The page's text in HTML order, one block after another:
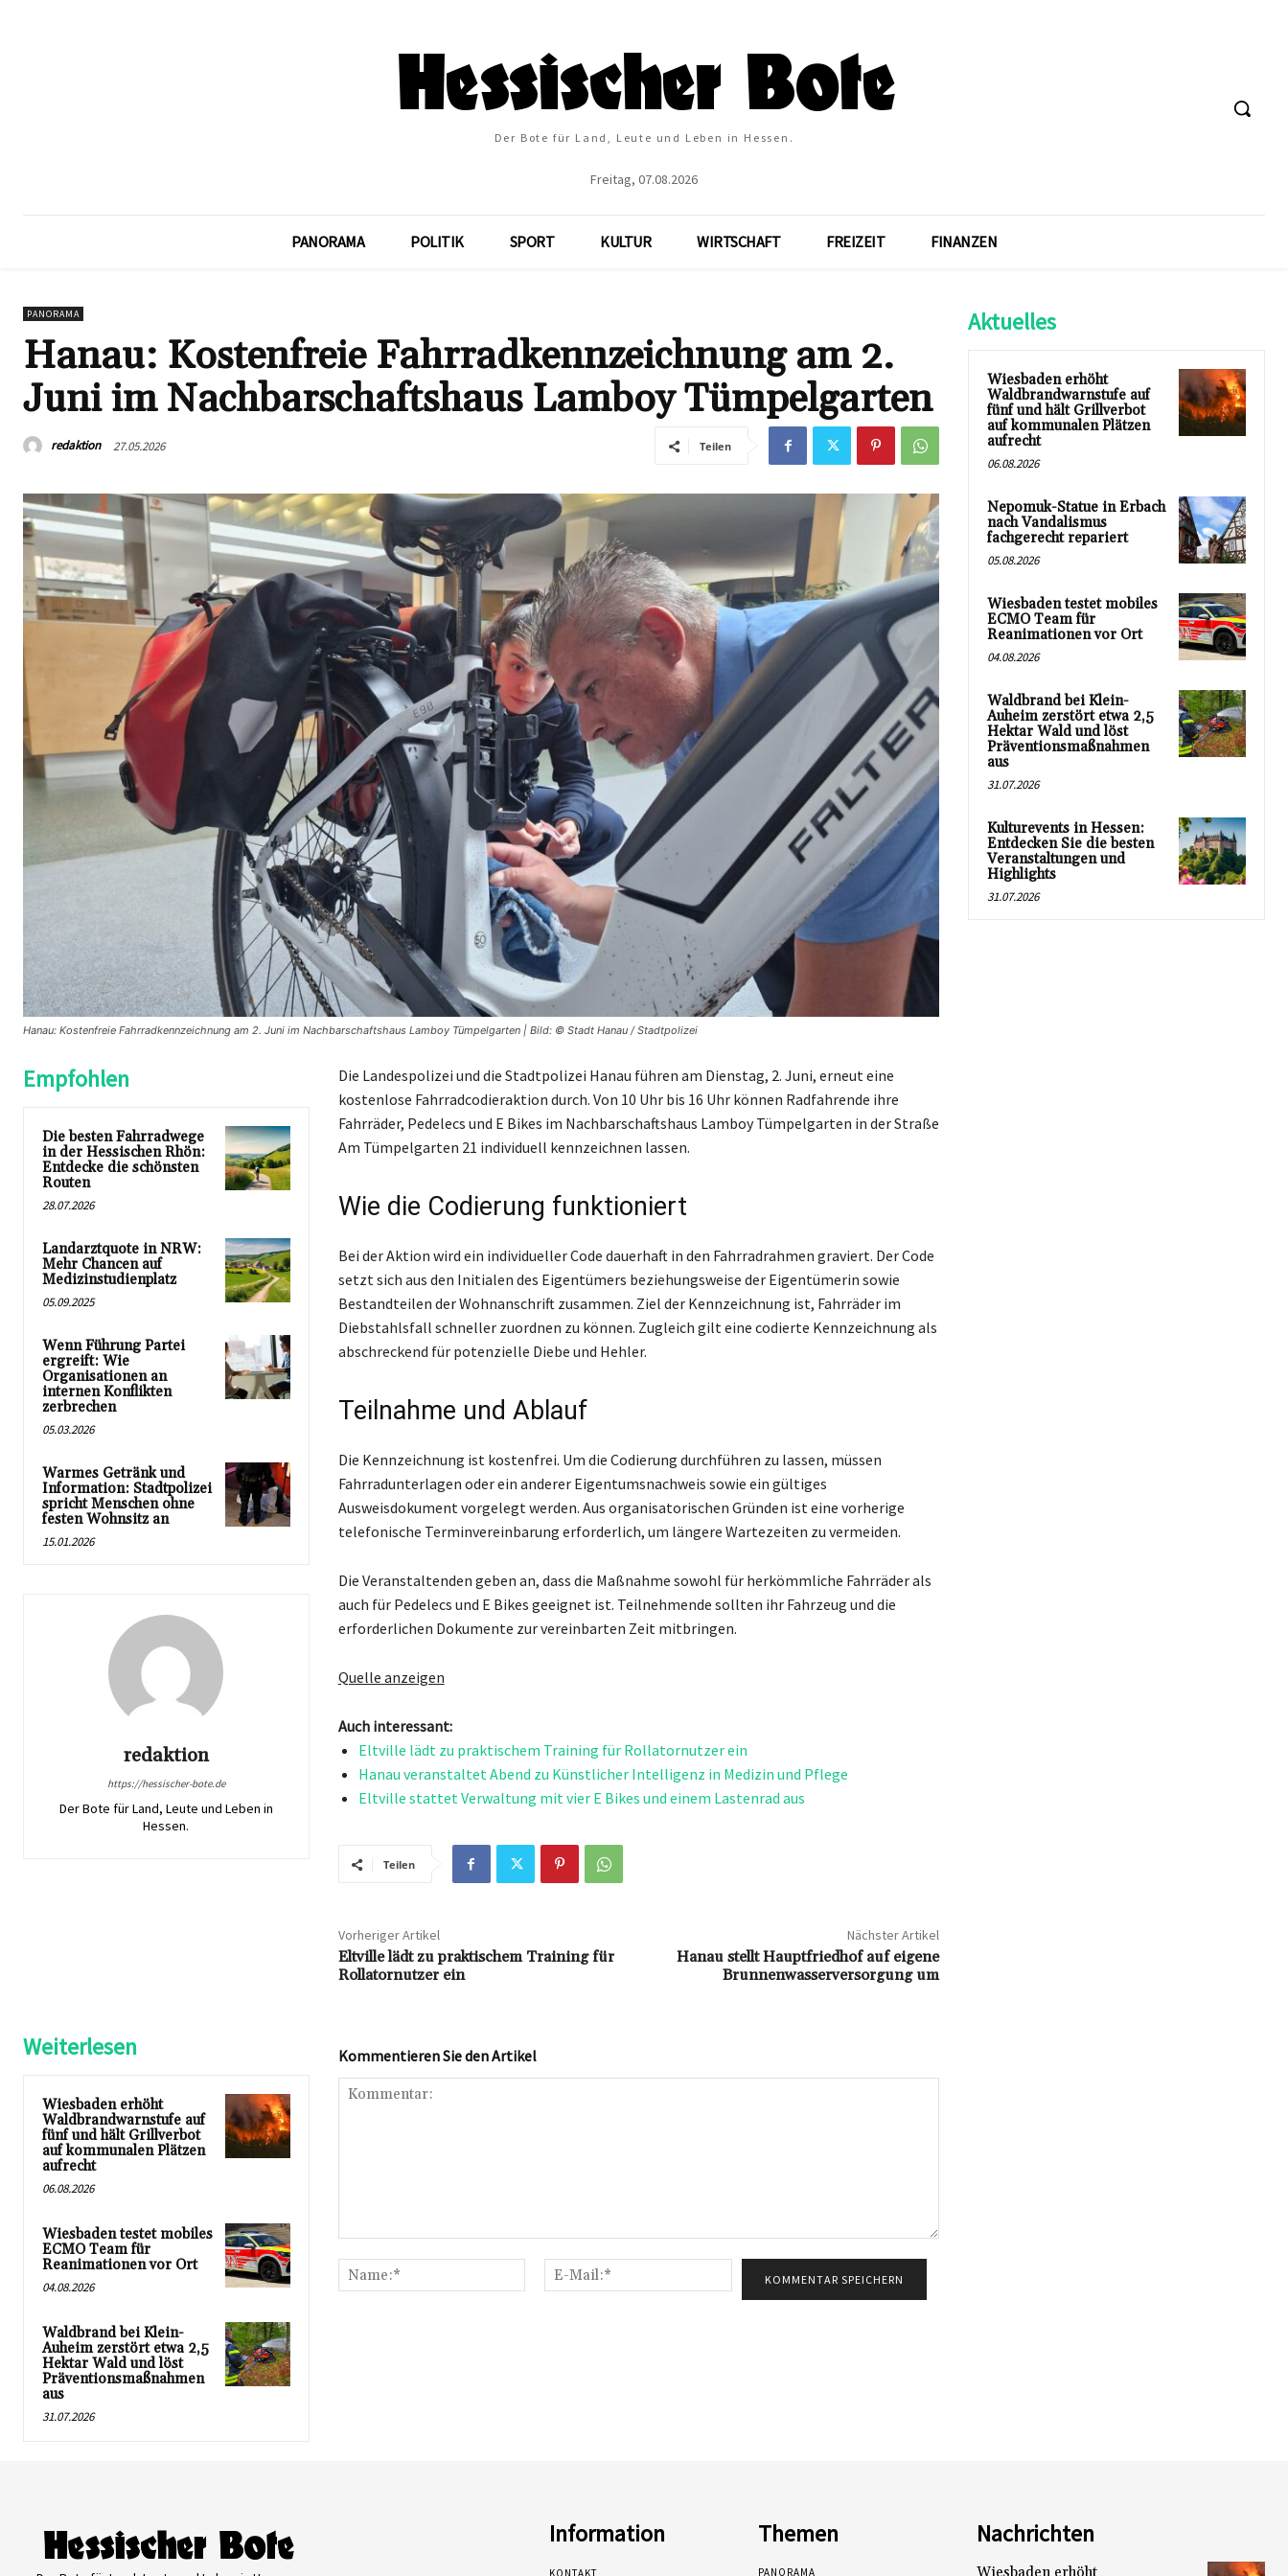
Der Bote für Land, Leute und Leben in Hessen.
Freitag, 07.08.2026
PANORAMA POLITIK SPORT KULTUR WIRTSCHAFT FREIZEIT FINANZEN
PANORAMA
Hanau: Kostenfreie Fahrradkennzeichnung am 2.
Juni im Nachbarschaftshaus Lamboy Tümpelgarten
redaktion 27.05.2026 Teilen
Hanau: Kostenfreie Fahrradkennzeichnung am 2. Juni im Nachbarschaftshaus Lamboy Tümpelgarten | Bild: © Stadt Hanau / Stadtpolizei
Empfohlen
Die besten Fahrradwege
in der Hessischen Rhön:
Entdecke die schönsten
Routen
28.07.2026
Landarztquote in NRW:
Mehr Chancen auf
Medizinstudienplatz
05.09.2025
Wenn Führung Partei
ergreift: Wie
Organisationen an
internen Konflikten
zerbrechen
05.03.2026
Warmes Getränk und
Information: Stadtpolizei
spricht Menschen ohne
festen Wohnsitz an
15.01.2026
redaktion
https://hessischer-bote.de
Der Bote für Land, Leute und Leben in
Hessen.
Die Landespolizei und die Stadtpolizei Hanau führen am Dienstag, 2. Juni, erneut eine
kostenlose Fahrradcodieraktion durch. Von 10 Uhr bis 16 Uhr können Radfahrende ihre
Fahrräder, Pedelecs und E Bikes im Nachbarschaftshaus Lamboy Tümpelgarten in der Straße
Am Tümpelgarten 21 individuell kennzeichnen lassen.
Wie die Codierung funktioniert
Bei der Aktion wird ein individueller Code dauerhaft in den Fahrradrahmen graviert. Der Code
setzt sich aus den Initialen des Eigentümers beziehungsweise der Eigentümerin sowie
Bestandteilen der Wohnanschrift zusammen. Ziel der Kennzeichnung ist, Fahrräder im
Diebstahlsfall schneller zuordnen zu können. Zugleich gilt eine codierte Kennzeichnung als
abschreckend für potenzielle Diebe und Hehler.
Teilnahme und Ablauf
Die Kennzeichnung ist kostenfrei. Um die Codierung durchführen zu lassen, müssen
Fahrradunterlagen oder ein anderer Eigentumsnachweis sowie ein gültiges
Ausweisdokument vorgelegt werden. Aus organisatorischen Gründen ist eine vorherige
telefonische Terminvereinbarung erforderlich, um längere Wartezeiten zu vermeiden.
Die Veranstaltenden geben an, dass die Maßnahme sowohl für herkömmliche Fahrräder als
auch für Pedelecs und E Bikes geeignet ist. Teilnehmende sollten ihr Fahrzeug und die
erforderlichen Dokumente zur vereinbarten Zeit mitbringen.
Quelle anzeigen
Auch interessant:
Eltville lädt zu praktischem Training für Rollatornutzer ein
Hanau veranstaltet Abend zu Künstlicher Intelligenz in Medizin und Pflege
Eltville stattet Verwaltung mit vier E Bikes und einem Lastenrad aus
Teilen
Vorheriger Artikel
Eltville lädt zu praktischem Training für
Rollatornutzer ein
Nächster Artikel
Hanau stellt Hauptfriedhof auf eigene
Brunnenwasserversorgung um
Weiterlesen
Wiesbaden erhöht
Waldbrandwarnstufe auf
fünf und hält Grillverbot
auf kommunalen Plätzen
aufrecht
06.08.2026
Wiesbaden testet mobiles
ECMO Team für
Reanimationen vor Ort
04.08.2026
Waldbrand bei Klein-
Auheim zerstört etwa 2,5
Hektar Wald und löst
Präventionsmaßnahmen
aus
31.07.2026
Kommentieren Sie den Artikel
Name:*
Mail:*
Aktuelles
Wiesbaden erhöht
Waldbrandwarnstufe auf
fünf und hält Grillverbot
auf kommunalen Plätzen
aufrecht
06.08.2026
Nepomuk-Statue in Erbach
nach Vandalismus
fachgerecht repariert
05.08.2026
Wiesbaden testet mobiles
ECMO Team für
Reanimationen vor Ort
04.08.2026
Waldbrand bei Klein-
Auheim zerstört etwa 2,5
Hektar Wald und löst
Präventionsmaßnahmen
aus
31.07.2026
Kulturevents in Hessen:
Entdecken Sie die besten
Veranstaltungen und
Highlights
31.07.2026
Information
KONTAKT
Themen
PANORAMA
Nachrichten